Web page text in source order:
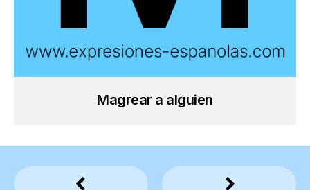
Magrear a alguien